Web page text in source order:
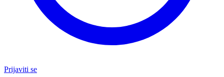
Prijaviti se